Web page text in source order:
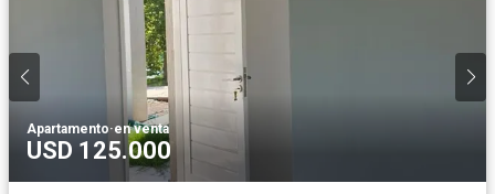
Apartamento·en venta
USD 125.000